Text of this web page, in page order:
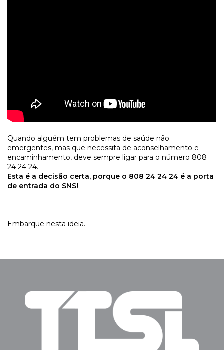
Quando alguém tem problemas de saúde não
emergentes, mas que necessita de aconselhamento e
encaminhamento, deve sempre ligar para o número 808
24 24 24.
Esta é a decisão certa, porque o 808 24 24 24 é a porta
de entrada do SNS!
Embarque nesta ideia.